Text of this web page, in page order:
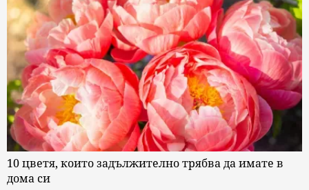
10 цветя, които задължително трябва да имате в
дома си